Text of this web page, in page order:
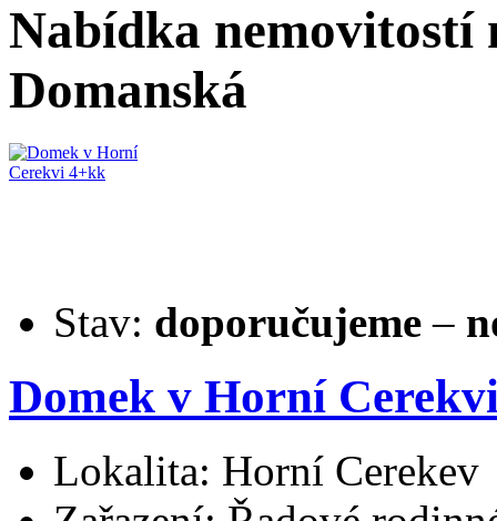
Nabídka nemovitostí
Domanská
Stav: doporučujeme –
Domek v Horní
Lokalita: Horní Cerekev